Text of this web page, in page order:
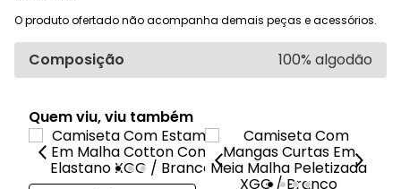
O produto ofertado não acompanha demais peças e acessórios.
Composição 100% algodão
Quem viu, viu também